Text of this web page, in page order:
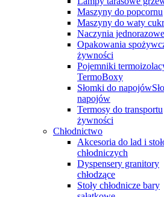
Maszyny do popcornu
Maszyny do waty
Naczynia jednorazowe
Opakowania
żywności
Pojemniki
TermoBoxy
Słomki do
napojów
Termosy do transportu
żywności
Chłodnictwo
Akcesoria do lad i
chłodniczych
Dyspensery granitory
chłodzące
Stoły chłodnicze bary